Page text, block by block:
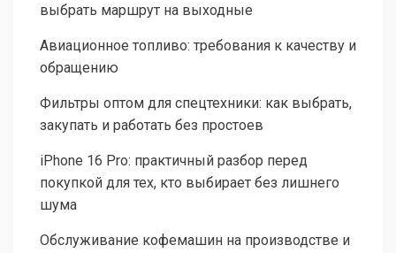
выбрать маршрут на выходные
Авиационное топливо: требования к качеству и
обращению
Фильтры оптом для спецтехники: как выбрать,
закупать и работать без простоев
iPhone 16 Pro: практичный разбор перед
покупкой для тех, кто выбирает без лишнего
шума
Обслуживание кофемашин на производстве и